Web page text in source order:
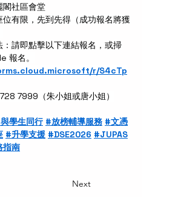
閣社區會堂
位有限，先到先得（成功報名將獲
：請即點擊以下連結報名，或掃
報名。
r/S4cTp
7999（朱小姐或唐小姐）
學生同行 #放榜輔導服務 #文憑
#升學支援 #DSE2026 #JUPAS
指南
Next